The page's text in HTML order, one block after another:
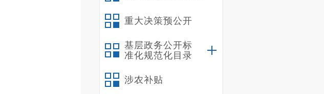
重大决策预公开
基层政务公开标
准化规范化目录
涉农补贴